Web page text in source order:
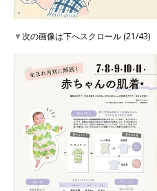
▼次の画像は下へスクロール (21/43)